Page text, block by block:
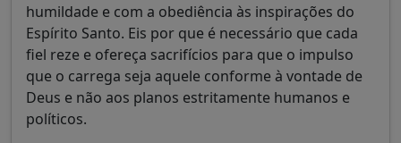
humildade e com a obediência às inspirações do
Espírito Santo. Eis por que é necessário que cada
fiel reze e ofereça sacrifícios para que o impulso
que o carrega seja aquele conforme à vontade de
Deus e não aos planos estritamente humanos e
políticos.